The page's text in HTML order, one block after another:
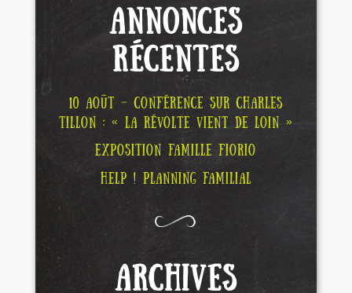
ANNONCES
RÉCENTES
10 AOÛT – CONFÉRENCE SUR CHARLES
TILLON : « LA RÉVOLTE VIENT DE LOIN »
EXPOSITION FAMILLE FIORIO
HELP ! PLANNING FAMILIAL
ARCHIVES